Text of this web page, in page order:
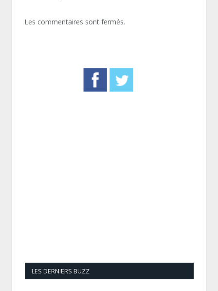
Les commentaires sont fermés.
LES DERNIERS BUZZ